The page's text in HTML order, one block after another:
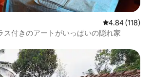
レビュー118
4.84 (118)
ス付きのアートがいっぱいの隠れ家